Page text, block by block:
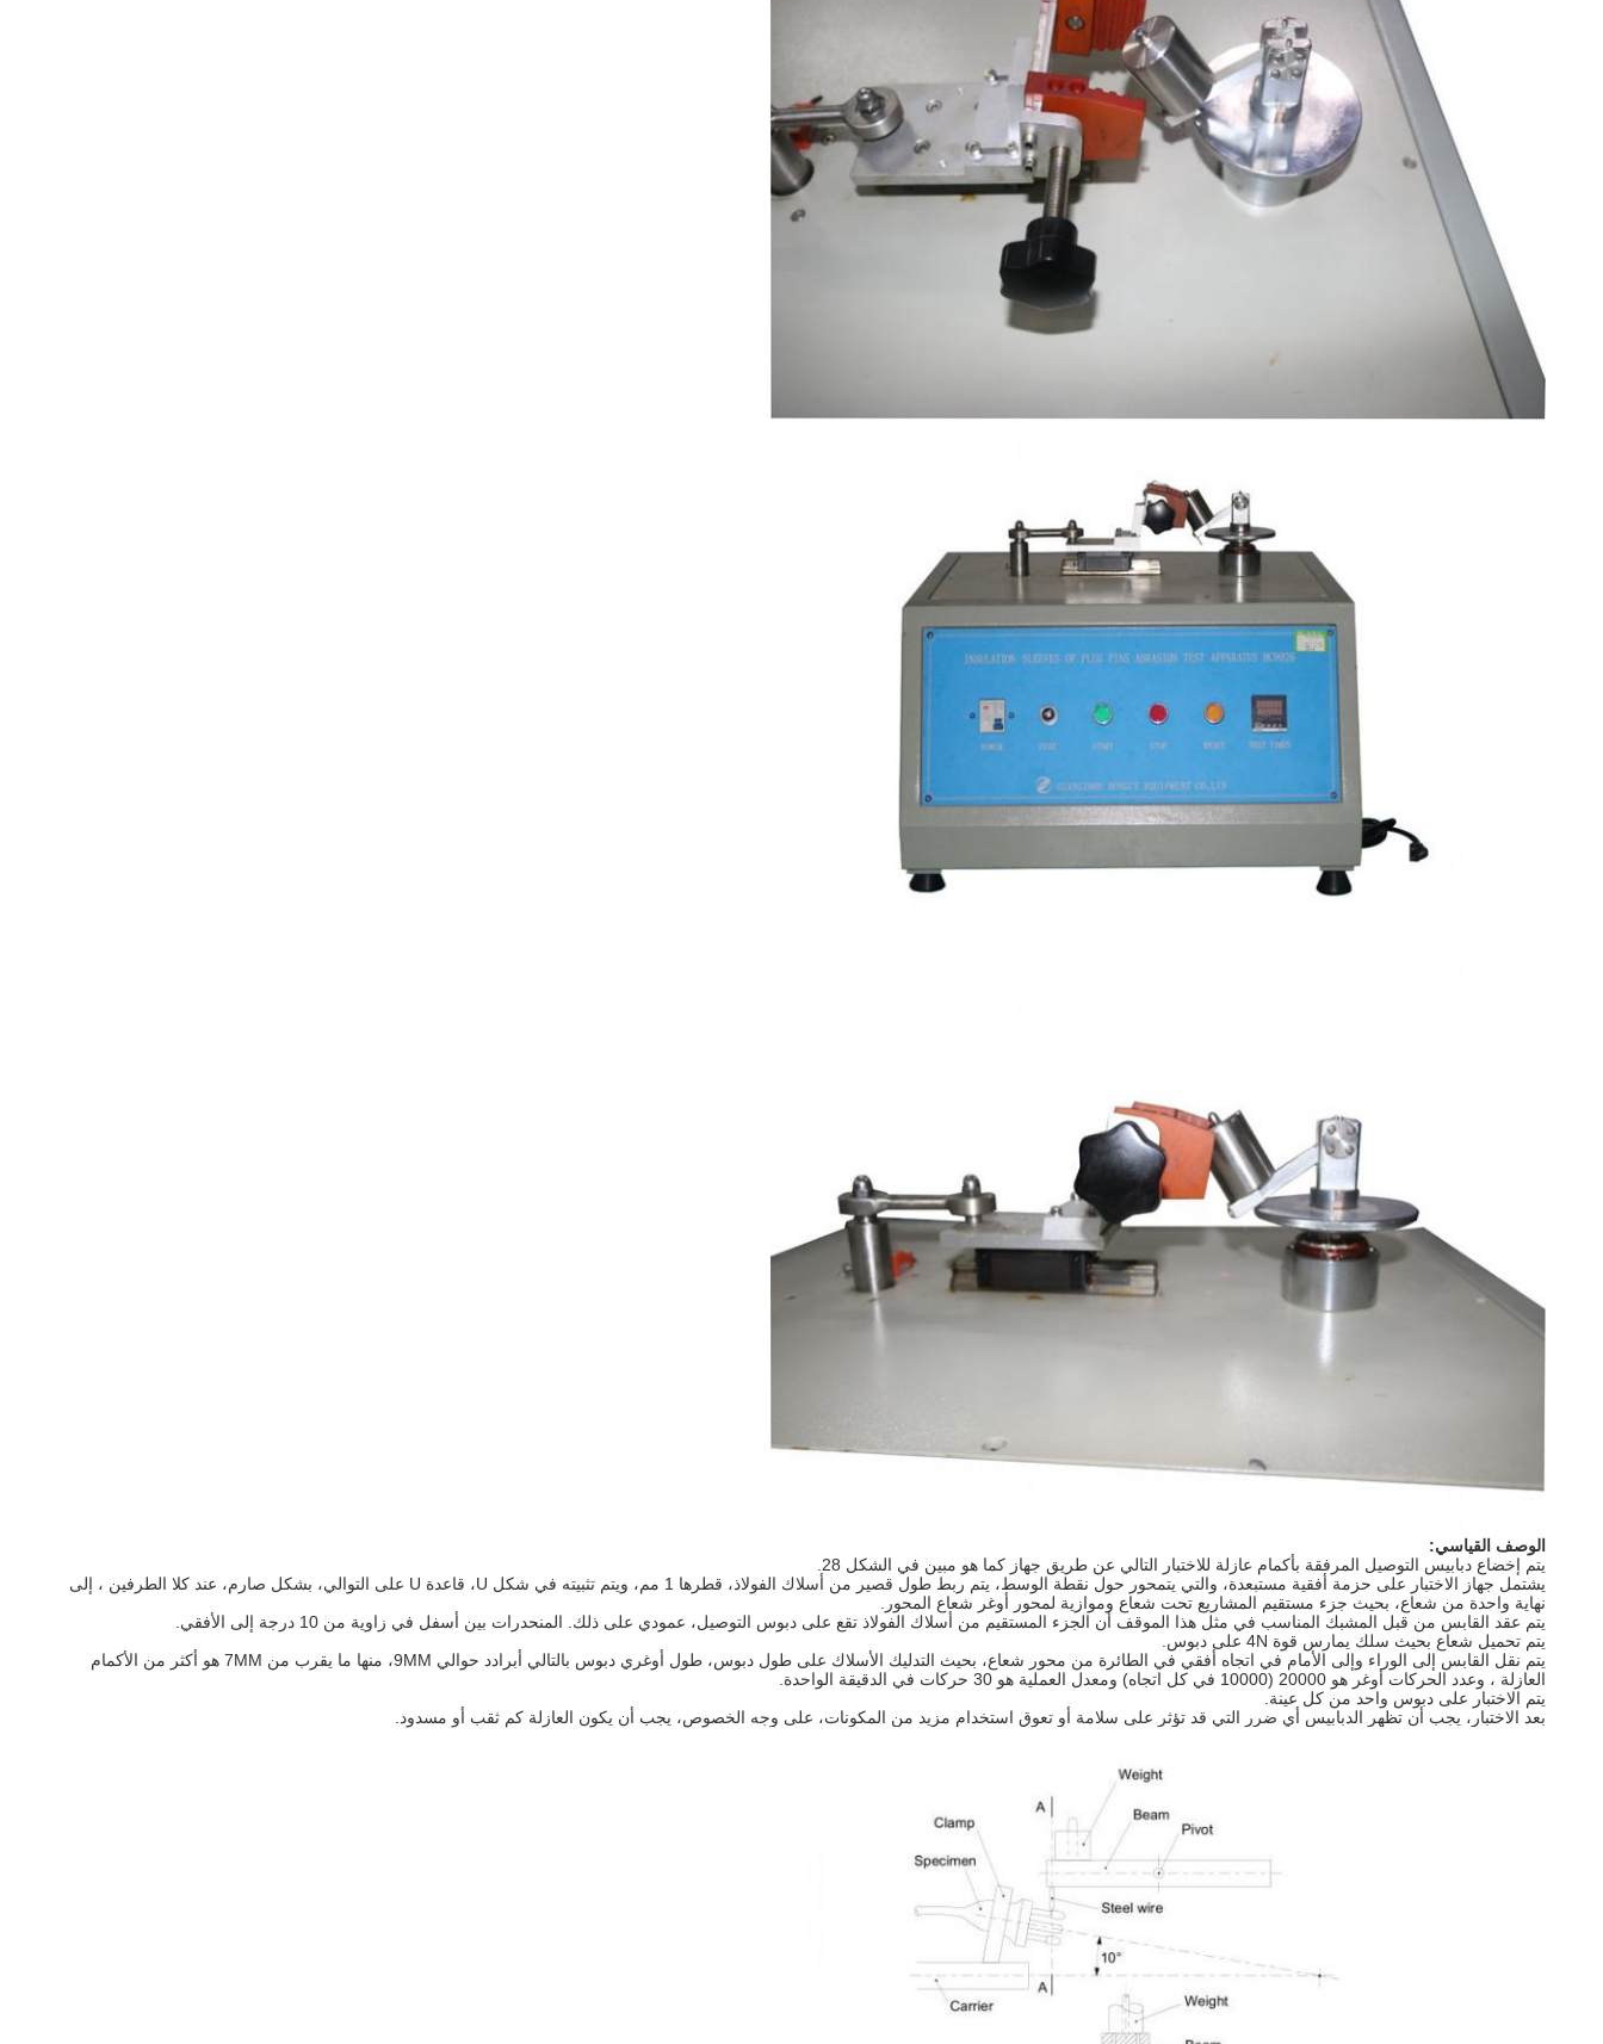
الوصف القياسي:
يتم إخضاع دبابيس التوصيل المرفقة بأكمام عازلة للاختبار التالي عن طريق جهاز كما هو مبين في الشكل 28.
يشتمل جهاز الاختبار على حزمة أفقية مستبعدة، والتي يتمحور حول نقطة الوسط، يتم ربط طول قصير من أسلاك الفولاذ، قطرها 1 مم، ويتم تثبيته في شكل U، قاعدة U على التوالي، بشكل صارم، عند كلا الطرفين ، إلى
نهاية واحدة من شعاع، بحيث جزء مستقيم المشاريع تحت شعاع وموازية لمحور أوغر شعاع المحور.
يتم عقد القابس من قبل المشبك المناسب في مثل هذا الموقف أن الجزء المستقيم من أسلاك الفولاذ تقع على دبوس التوصيل، عمودي على ذلك. المنحدرات بين أسفل في زاوية من 10 درجة إلى الأفقي.
يتم تحميل شعاع بحيث سلك يمارس قوة 4N على دبوس.
يتم نقل القابس إلى الوراء وإلى الأمام في اتجاه أفقي في الطائرة من محور شعاع، بحيث التدليك الأسلاك على طول دبوس، طول أوغري دبوس بالتالي أبرادد حوالي 9MM، منها ما يقرب من 7MM هو أكثر من الأكمام
العازلة ، وعدد الحركات أوغر هو 20000 (10000 في كل اتجاه) ومعدل العملية هو 30 حركات في الدقيقة الواحدة.
يتم الاختبار على دبوس واحد من كل عينة.
بعد الاختبار، يجب أن تظهر الدبابيس أي ضرر التي قد تؤثر على سلامة أو تعوق استخدام مزيد من المكونات، على وجه الخصوص، يجب أن يكون العازلة كم ثقب أو مسدود.